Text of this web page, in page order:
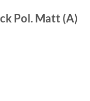
Pol. Matt (A)